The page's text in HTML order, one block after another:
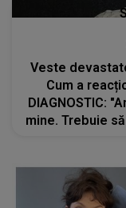
Veste
Cum a
DIAGNOSTIC:
mine. Trebuie să fiu OK".